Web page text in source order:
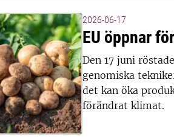
2026-06-17
EU öppnar
Den 17 juni
genomiska
det kan öka
förändrat klimat.